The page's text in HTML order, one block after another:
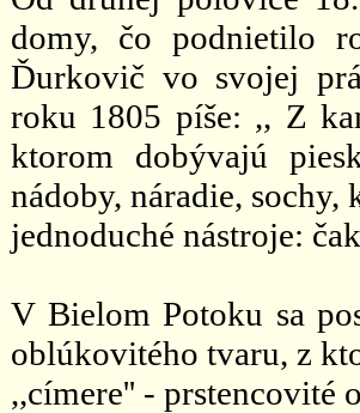
domy, čo podnietilo
Ďurkovič vo svojej
roku 1805 píše: ,, Z
ktorom dobývajú
nádoby, náradie,
jednoduché nástroje:
V Bielom Potoku sa
oblúkovitého tvaru, z
,,címere'' - prstencovité